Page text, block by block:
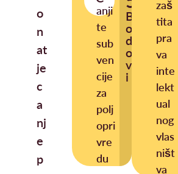
o
n
at
je
c
a
nj
e
p
anji
te
sub
ven
cije
za
polj
opri
vre
du
B
o
d
o
v
i
zaš
tita
pra
va
inte
lekt
ual
nog
vlas
ništ
va